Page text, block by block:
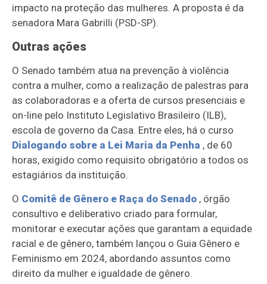
impacto na proteção das mulheres. A proposta é da
senadora Mara Gabrilli (PSD-SP).
Outras ações
O Senado também atua na prevenção à violência
contra a mulher, como a realização de palestras para
as colaboradoras e a oferta de cursos presenciais e
on-line pelo Instituto Legislativo Brasileiro (ILB),
escola de governo da Casa. Entre eles, há o curso
Dialogando sobre a Lei Maria da Penha , de 60
horas, exigido como requisito obrigatório a todos os
estagiários da instituição.
O Comitê de Gênero e Raça do Senado , órgão
consultivo e deliberativo criado para formular,
monitorar e executar ações que garantam a equidade
racial e de gênero, também lançou o Guia Gênero e
Feminismo em 2024, abordando assuntos como
direito da mulher e igualdade de gênero.